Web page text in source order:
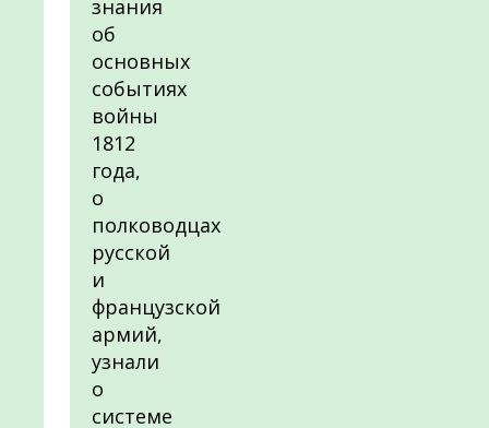
знания
об
основных
событиях
войны
1812
года,
о
полководцах
русской
и
французской
армий,
узнали
о
системе